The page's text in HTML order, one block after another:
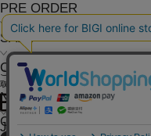
PRE ORDER
SALE
COORDINATE
NEWS
JOURNAL
ご利用ガイド よくある質問 お問い合わせ
取引法に基づく表記
OFFICIAL SNS